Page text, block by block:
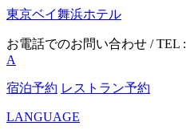
東京ベイ舞浜ホテル
お電話でのお問い合わせ / TEL :
A
宿泊予約 レストラン予約
LANGUAGE